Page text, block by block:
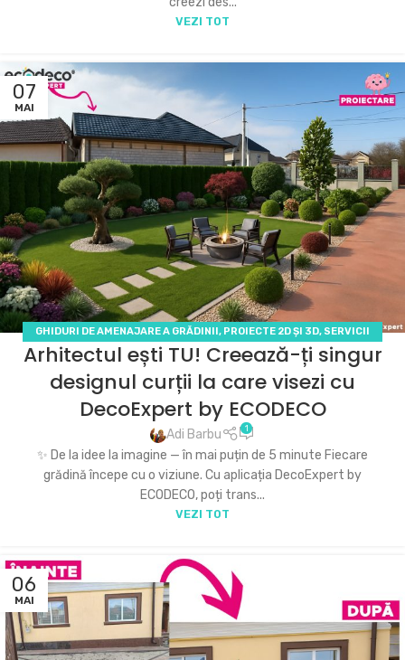
VEZI TOT
07
MAI
GHIDURI DE AMENAJARE A GRĂDINII, PROIECTE 2D ȘI 3D, SERVICII
ECODECO
Arhitectul ești TU! Creează-ți singur
designul curții la care visezi cu
DecoExpert by ECODECO
Adi Barbu 1
✨ De la idee la imagine — în mai puțin de 5 minute Fiecare
grădină începe cu o viziune. Cu aplicația DecoExpert by
ECODECO, poți trans...
VEZI TOT
06
MAI